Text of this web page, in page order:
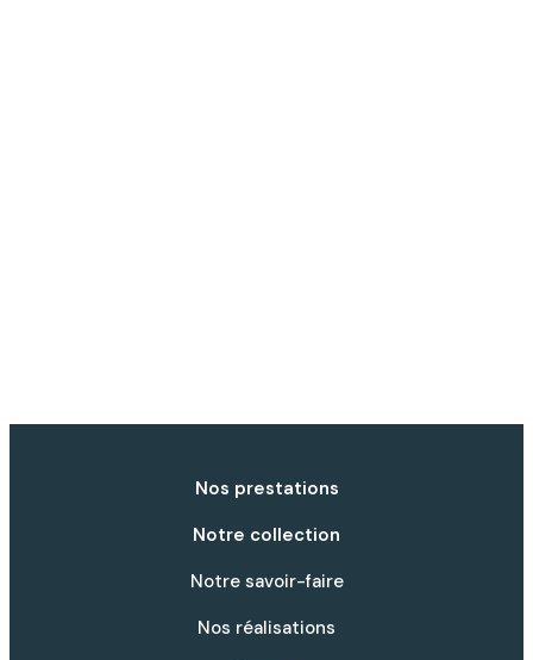
Nos prestations
Notre collection
Notre savoir-faire
Nos réalisations